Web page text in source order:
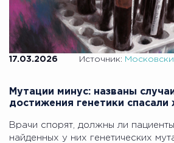
17.03.2026 Источник:
Мутации минус: названы
достижения генетики спасали
Врачи спорят, должны ли
найденных у них генетических